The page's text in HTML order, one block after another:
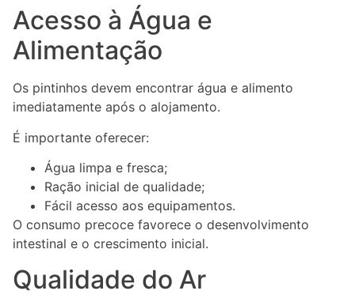
Acesso à Água e
Alimentação
Os pintinhos devem encontrar água e alimento
imediatamente após o alojamento.
É importante oferecer:
Água limpa e fresca;
Ração inicial de qualidade;
Fácil acesso aos equipamentos.
O consumo precoce favorece o desenvolvimento
intestinal e o crescimento inicial.
Qualidade do Ar